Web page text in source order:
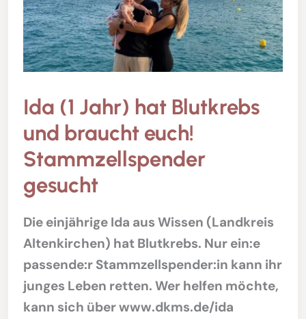
Ida (1 Jahr) hat Blutkrebs
und braucht euch!
Stammzellspender
gesucht
Die einjährige Ida aus Wissen (Landkreis
Altenkirchen) hat Blutkrebs. Nur ein:e
passende:r Stammzellspender:in kann ihr
junges Leben retten. Wer helfen möchte,
kann sich über www.dkms.de/ida